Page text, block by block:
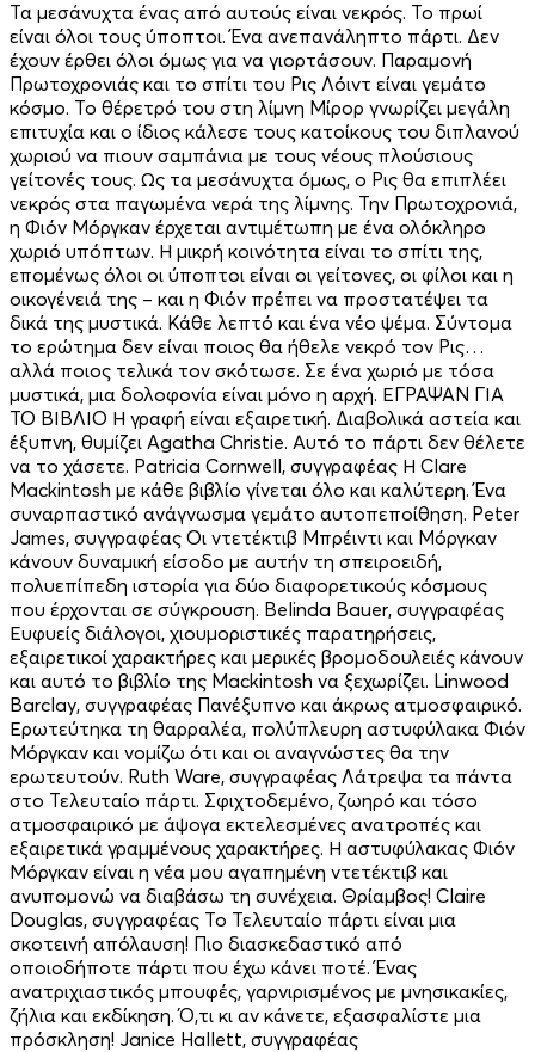
Τα μεσάνυχτα ένας από αυτούς είναι νεκρός. Το πρωί
είναι όλοι τους ύποπτοι. Ένα ανεπανάληπτο πάρτι. Δεν
έχουν έρθει όλοι όμως για να γιορτάσουν. Παραμονή
Πρωτοχρονιάς και το σπίτι του Ρις Λόιντ είναι γεμάτο
κόσμο. Το θέρετρό του στη λίμνη Μίρορ γνωρίζει μεγάλη
επιτυχία και ο ίδιος κάλεσε τους κατοίκους του διπλανού
χωριού να πιουν σαμπάνια με τους νέους πλούσιους
γείτονές τους. Ως τα μεσάνυχτα όμως, ο Ρις θα επιπλέει
νεκρός στα παγωμένα νερά της λίμνης. Την Πρωτοχρονιά,
η Φιόν Μόργκαν έρχεται αντιμέτωπη με ένα ολόκληρο
χωριό υπόπτων. Η μικρή κοινότητα είναι το σπίτι της,
επομένως όλοι οι ύποπτοι είναι οι γείτονες, οι φίλοι και η
οικογένειά της – και η Φιόν πρέπει να προστατέψει τα
δικά της μυστικά. Κάθε λεπτό και ένα νέο ψέμα. Σύντομα
το ερώτημα δεν είναι ποιος θα ήθελε νεκρό τον Ρις…
αλλά ποιος τελικά τον σκότωσε. Σε ένα χωριό με τόσα
μυστικά, μια δολοφονία είναι μόνο η αρχή. ΕΓΡΑΨΑΝ ΓΙΑ
ΤΟ ΒΙΒΛΙΟ Η γραφή είναι εξαιρετική. Διαβολικά αστεία και
έξυπνη, θυμίζει Agatha Christie. Αυτό το πάρτι δεν θέλετε
να το χάσετε. Patricia Cornwell, συγγραφέας Η Clare
Mackintosh με κάθε βιβλίο γίνεται όλο και καλύτερη. Ένα
συναρπαστικό ανάγνωσμα γεμάτο αυτοπεποίθηση. Peter
James, συγγραφέας Οι ντετέκτιβ Μπρέιντι και Μόργκαν
κάνουν δυναμική είσοδο με αυτήν τη σπειροειδή,
πολυεπίπεδη ιστορία για δύο διαφορετικούς κόσμους
που έρχονται σε σύγκρουση. Βelinda Βauer, συγγραφέας
Ευφυείς διάλογοι, χιουμοριστικές παρατηρήσεις,
εξαιρετικοί χαρακτήρες και μερικές βρομοδουλειές κάνουν
και αυτό το βιβλίο της Mackintosh να ξεχωρίζει. Linwood
Barclay, συγγραφέας Πανέξυπνο και άκρως ατμοσφαιρικό.
Ερωτεύτηκα τη θαρραλέα, πολύπλευρη αστυφύλακα Φιόν
Μόργκαν και νομίζω ότι και οι αναγνώστες θα την
ερωτευτούν. Ruth Ware, συγγραφέας Λάτρεψα τα πάντα
στο Τελευταίο πάρτι. Σφιχτοδεμένο, ζωηρό και τόσο
ατμοσφαιρικό με άψογα εκτελεσμένες ανατροπές και
εξαιρετικά γραμμένους χαρακτήρες. Η αστυφύλακας Φιόν
Μόργκαν είναι η νέα μου αγαπημένη ντετέκτιβ και
ανυπομονώ να διαβάσω τη συνέχεια. Θρίαμβος! Claire
Douglas, συγγραφέας Το Τελευταίο πάρτι είναι μια
σκοτεινή απόλαυση! Πιο διασκεδαστικό από
οποιοδήποτε πάρτι που έχω κάνει ποτέ. Ένας
ανατριχιαστικός μπουφές, γαρνιρισμένος με μνησικακίες,
ζήλια και εκδίκηση. Ό,τι κι αν κάνετε, εξασφαλίστε μια
πρόσκληση! Janice Hallett, συγγραφέας